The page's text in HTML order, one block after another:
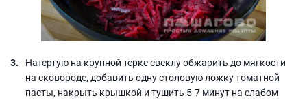
Натертую на крупной терке свеклу обжарить до мягкости
на сковороде, добавить одну столовую ложку томатной
пасты, накрыть крышкой и тушить 5-7 минут на слабом